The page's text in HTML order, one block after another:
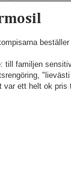
till familjen
var ett helt ok pris